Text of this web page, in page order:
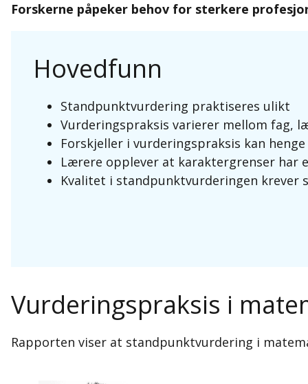
Forskerne påpeker behov for sterkere
Hovedfunn
Standpunktvurdering praktiseres ulikt
Vurderingspraksis varierer mellom fag,
Forskjeller i vurderingspraksis kan
Lærere opplever at karaktergrenser har
Kvalitet i standpunktvurderingen krever
Vurderingspraksis i
Rapporten viser at standpunktvurdering i